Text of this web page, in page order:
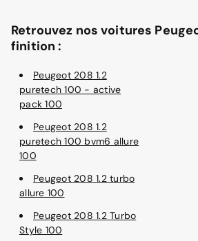
Retrouvez nos voitures
finition :
Peugeot 208 1.2
puretech 100 - active
pack 100
Peugeot 208 1.2
puretech 100 bvm6 allure
100
Peugeot 208 1.2 turbo
allure 100
Peugeot 208 1.2 Turbo
Style 100